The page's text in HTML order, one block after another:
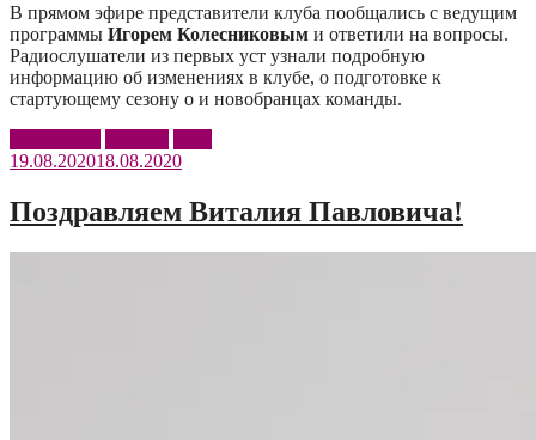
В прямом эфире представители клуба пообщались с ведущим
программы Игорем Колесниковым и ответили на вопросы.
Радиослушатели из первых уст узнали подробную
информацию об изменениях в клубе, о подготовке к
стартующему сезону о и новобранцах команды.
19.08.202018.08.2020
Поздравляем Виталия Павловича!